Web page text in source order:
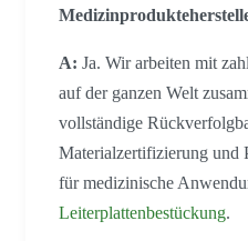
A: Ja. Wir arbeiten mit
auf der ganzen Welt
vollständige
Materialzertifizierung und
für medizinische
Leiterplattenbestückung.